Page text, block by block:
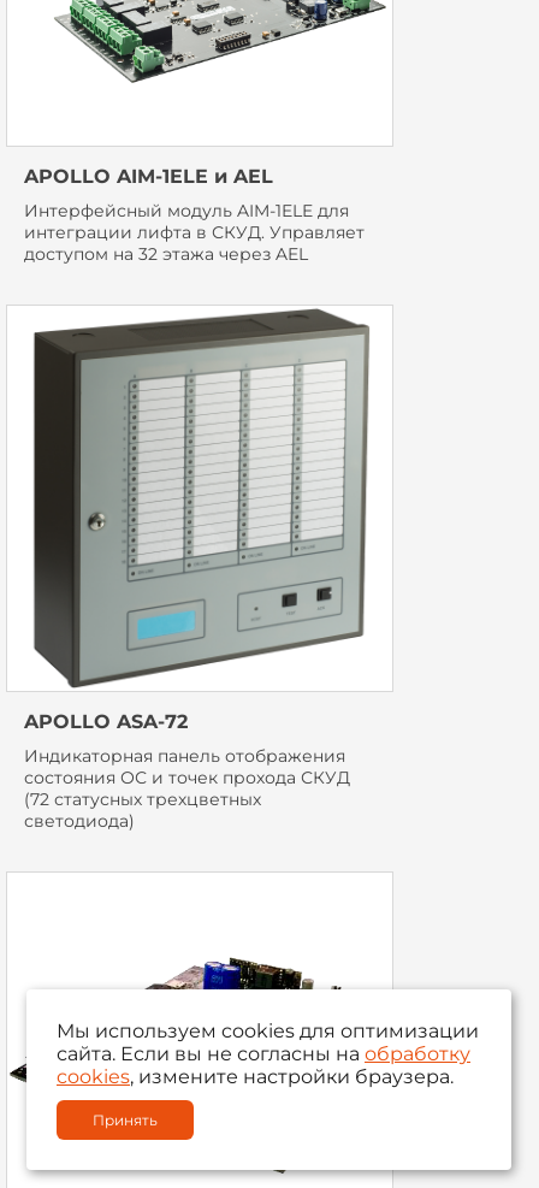
APOLLO AIM-1ELE и AEL
Интерфейсный модуль AIM-1ELE для
интеграции лифта в СКУД. Управляет
доступом на 32 этажа через AEL
APOLLO ASA-72
Индикаторная панель отображения
состояния ОС и точек прохода СКУД
(72 статусных трехцветных
светодиода)
Мы используем cookies для оптимизации
сайта. Если вы не согласны наобработку
cookies, измените настройки браузера.
Принять